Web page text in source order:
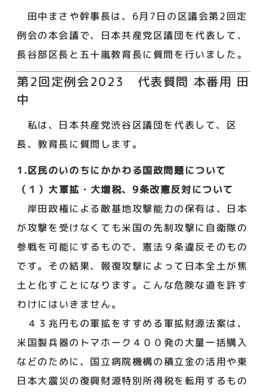
田中まさや幹事長は、6月7日の区議会第2回定
例会の本会議で、日本共産党区議団を代表して、
長谷部区長と五十嵐教育長に質問を行いました。
第2回定例会2023 代表質問 本番用 田
中
私は、日本共産党渋谷区議団を代表して、区
長、教育長に質問します。
1.区民のいのちにかかわる国政問題について
（１）大軍拡・大増税、9条改憲反対について
岸田政権による敵基地攻撃能力の保有は、日本
が攻撃を受けなくても米国の先制攻撃に自衛隊の
参戦を可能にするもので、憲法９条違反そのもの
です。その結果、報復攻撃によって日本全土が焦
土と化すことになります。こんな危険な道を許す
わけにはいきません。
４３兆円もの軍拡をすすめる軍拡財源法案は、
米国製兵器のトマホーク４００発の大量一括購入
などのために、国立病院機構の積立金の活用や東
日本大震災の復興財源特別所得税を転用するもの